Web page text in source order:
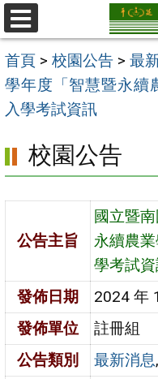
跳
至
主
要
內
選
單
首頁 >校園公告 >最
學年度「智慧暨永續
入學考試資訊
校園公告
公告主旨
國立暨
永續農
學考試
發佈日期
2024 年
發佈單位
註冊組
公告類別
最新消息,